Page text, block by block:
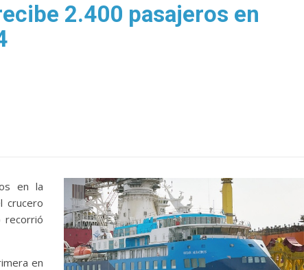
2.400 pasajeros en
en la
crucero
recorrió
en